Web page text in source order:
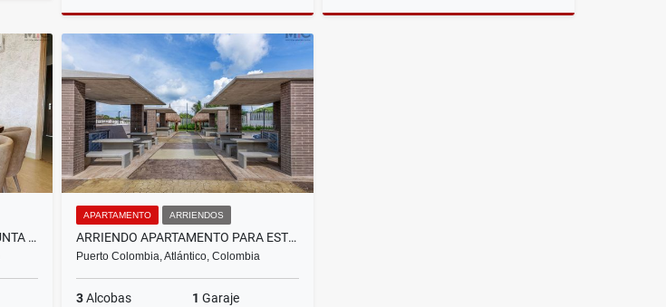
Arriendos
$5.200.000
SE VENDE APARTAMENTO EN PUNTA ROCA - SABANILLA, PUERTO COLOMBIA
APARTAMENTO ARRIENDOS
ARRIENDO APARTAMENTO PARA ESTRENAR EN PUERTO COLOMBIA
Puerto Colombia, Atlántico, Colombia
3Alcobas 1 Garaje